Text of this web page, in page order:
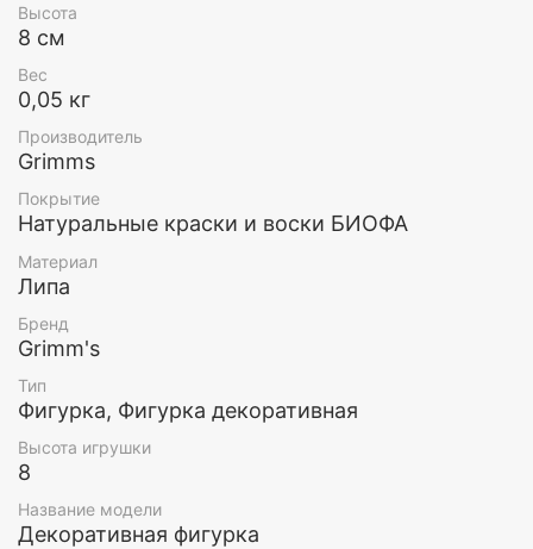
Grimms предлагает большой выбор декоративных
фигур, среди которых: животные, растения,
сказочные персонажи, цветы, насекомые, цифры,
символы разных праздников. Среди такого
многообразия Вы точно соберете свою идеальную
коллекцию.
Высота: 8 см
Возраст: 5+
Высота
8 см
Вес
0,05 кг
Производитель
Grimms
Покрытие
Натуральные краски и воски БИОФА
Материал
Липа
Бренд
Grimm's
Тип
Фигурка, Фигурка декоративная
Высота игрушки
8
Название модели
Декоративная фигурка